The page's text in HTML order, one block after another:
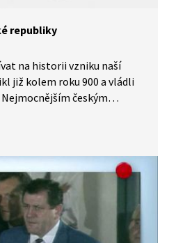
republiky
na historii vzniku naší
již kolem roku 900 a vládli
českým